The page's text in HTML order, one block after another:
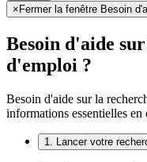
× Fermer la fenêtre Besoin
Besoin d'aide
d'emploi ?
Besoin d'aide sur la
informations essentielles
1. Lancer votre